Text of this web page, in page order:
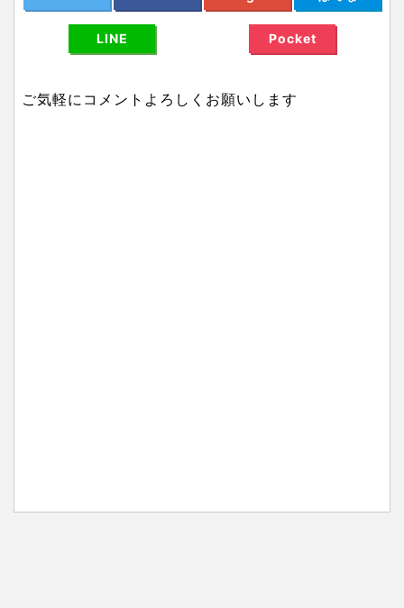
LINE Pocket
ご気軽にコメントよろしくお願いします